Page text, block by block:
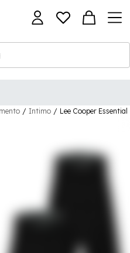
/ Intimo / Lee Cooper